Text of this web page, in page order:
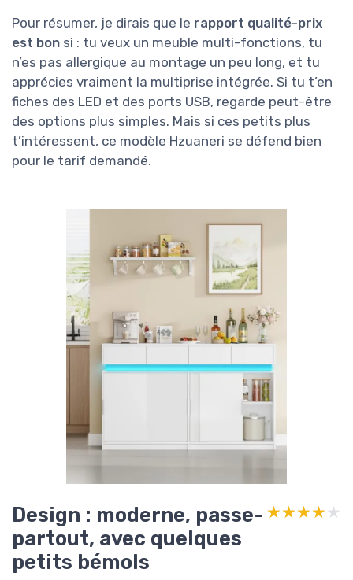
Pour résumer, je dirais que le rapport qualité-prix
est bon si : tu veux un meuble multi-fonctions, tu
n’es pas allergique au montage un peu long, et tu
apprécies vraiment la multiprise intégrée. Si tu t’en
fiches des LED et des ports USB, regarde peut-être
des options plus simples. Mais si ces petits plus
t’intéressent, ce modèle Hzuaneri se défend bien
pour le tarif demandé.
Design : moderne, passe-
partout, avec quelques
petits bémols
★★★★★
★★★★★